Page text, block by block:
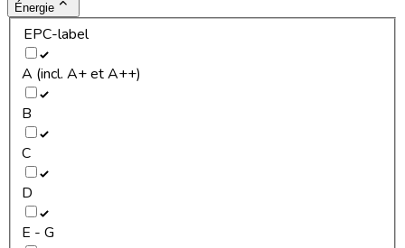
Énergie
EPC-label
A (incl. A+ et A++)
B
C
D
E - G